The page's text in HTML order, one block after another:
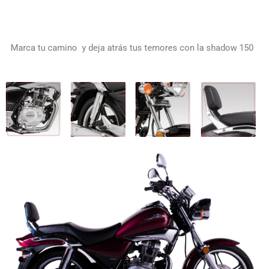
Marca tu camino y deja atrás tus temores con la shadow 150